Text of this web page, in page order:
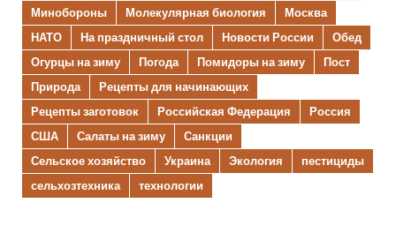
Минобороны
Молекулярная биология
Москва
НАТО
На праздничный стол Новости России
Обед
Огурцы на зиму
Погода Помидоры на зиму
Пост
Природа
Рецепты для начинающих
Рецепты заготовок
Российская Федерация
Россия
США
Салаты на зиму
Санкции
Сельское хозяйство
Украина Экология
пестициды
сельхозтехника
технологии